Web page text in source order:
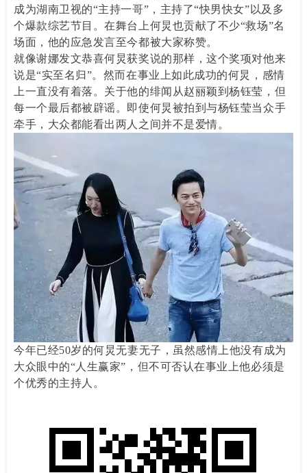
成为湖南卫视的“主持一哥”，主持了“快男快女”以及多
个爆款综艺节目。在舞台上何炅也贡献了不少“救场”名
场面，他的应急发言至今都被大家称赞。
就像谢娜发文恭喜何炅获奖说的那样，这个奖项对他来
说是“实至名归”。然而在事业上如此成功的何炅，感情
上一直没有着落。关于他的绯闻从赵丽颖到杨钰莹，但
每一个最后都被辟谣。即使何炅被拍到与杨钰莹当众手
牵手，大众都能看出两人之间并不是爱情。
今年已经50岁的何炅无妻无子，虽然感情上他没有成为
大众眼中的“人生赢家”，但不可否认在事业上他必须是
个优秀的主持人。